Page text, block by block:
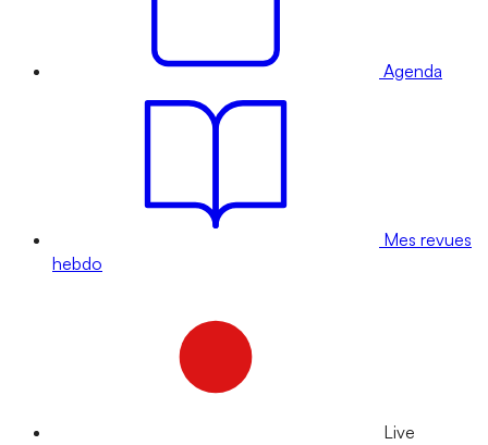
Agenda
Mes revues
hebdo
Live